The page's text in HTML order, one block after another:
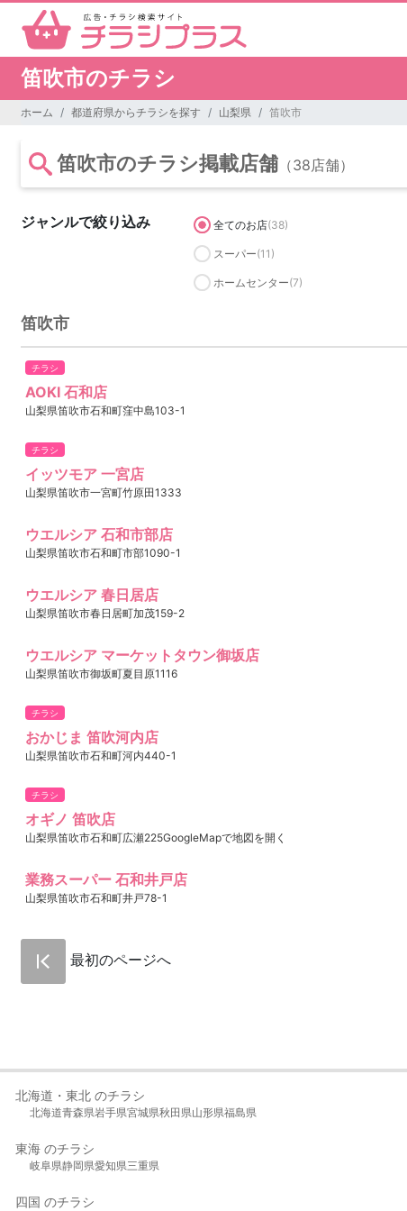
笛吹市のチラシ
ホーム 都道府県からチラシを探す 山梨県 笛吹市
笛吹市のチラシ掲載店舗 （38店舗）
ジャンルで絞り込み 全てのお店(38)
スーパー(11)
ホームセンター(7)
笛吹市
チラシ
AOKI 石和店
山梨県笛吹市石和町窪中島103-1
チラシ
イッツモア 一宮店
山梨県笛吹市一宮町竹原田1333
ウエルシア 石和市部店
山梨県笛吹市石和町市部1090-1
ウエルシア 春日居店
山梨県笛吹市春日居町加茂159-2
ウエルシア マーケットタウン御坂店
山梨県笛吹市御坂町夏目原1116
チラシ
おかじま 笛吹河内店
山梨県笛吹市石和町河内440-1
チラシ
オギノ 笛吹店
山梨県笛吹市石和町広瀬225GoogleMapで地図を開く
業務スーパー 石和井戸店
山梨県笛吹市石和町井戸78-1
最初のページへ
北海道・東北 のチラシ
北海道青森県岩手県宮城県秋田県山形県福島県
東海 のチラシ
岐阜県静岡県愛知県三重県
四国 のチラシ